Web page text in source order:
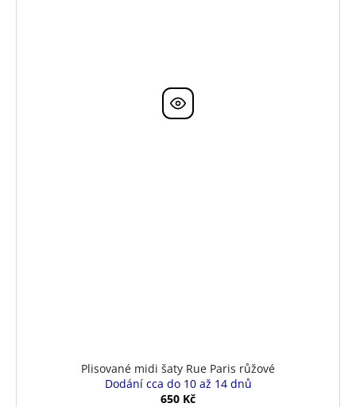
Plisované midi šaty Rue Paris růžové
Dodání cca do 10 až 14 dnů
650 Kč